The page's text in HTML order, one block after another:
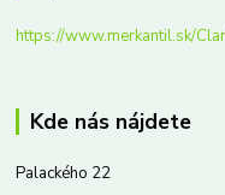
https://www.merkantil.sk/
Kde nás nájdete
Palackého 22